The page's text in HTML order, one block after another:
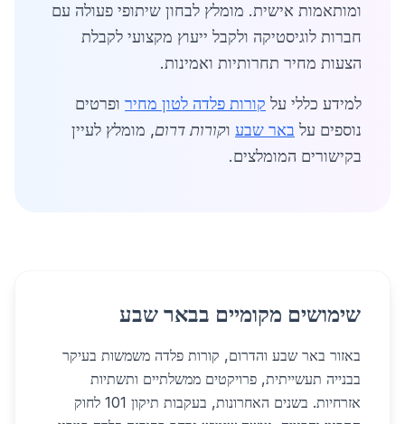
ומותאמות אישית. מומלץ לבחון שיתופי פעולה עם
חברות לוגיסטיקה ולקבל ייעוץ מקצועי לקבלת
הצעות מחיר תחרותיות ואמינות.
למידע כללי על קורות פלדה לטון מחיר ופרטים
נוספים על באר שבע וקורות דרום, מומלץ לעיין
בקישורים המומלצים.
שימושים מקומיים בבאר שבע
באזור באר שבע והדרום, קורות פלדה משמשות בעיקר
בבנייה תעשייתית, פרויקטים ממשלתיים ותשתיות
אזרחיות. בשנים האחרונות, בעקבות תיקון 101 לחוק